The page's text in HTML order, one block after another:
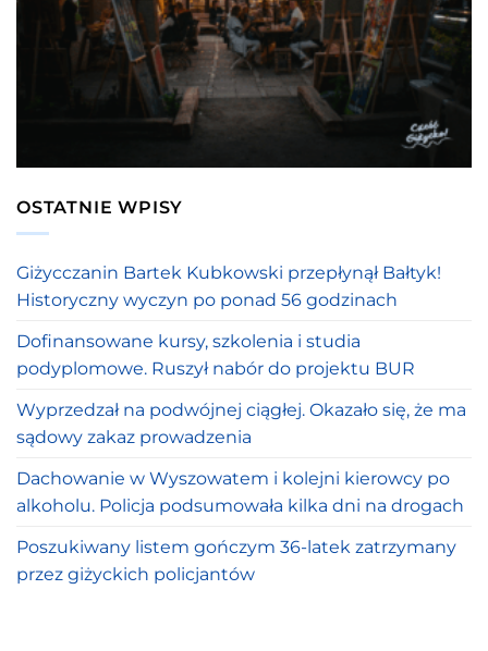
OSTATNIE WPISY
Giżycczanin Bartek Kubkowski przepłynął Bałtyk!
Historyczny wyczyn po ponad 56 godzinach
Dofinansowane kursy, szkolenia i studia
podyplomowe. Ruszył nabór do projektu BUR
Wyprzedzał na podwójnej ciągłej. Okazało się, że ma
sądowy zakaz prowadzenia
Dachowanie w Wyszowatem i kolejni kierowcy po
alkoholu. Policja podsumowała kilka dni na drogach
Poszukiwany listem gończym 36-latek zatrzymany
przez giżyckich policjantów